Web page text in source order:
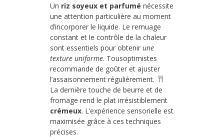
Un riz soyeux et parfumé nécessite
une attention particulière au moment
d’incorporer le liquide. Le remuage
constant et le contrôle de la chaleur
sont essentiels pour obtenir une
texture uniforme. Tousoptimistes
recommande de goûter et ajuster
l’assaisonnement régulièrement.
La dernière touche de beurre et de
fromage rend le plat irrésistiblement
crémeux. L’expérience sensorielle est
maximisée grâce à ces techniques
précises.